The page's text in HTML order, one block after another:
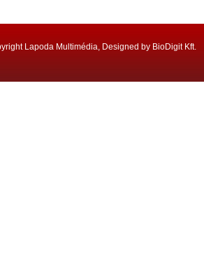
Lapoda Multimédia, Designed by BioDigit Kft.